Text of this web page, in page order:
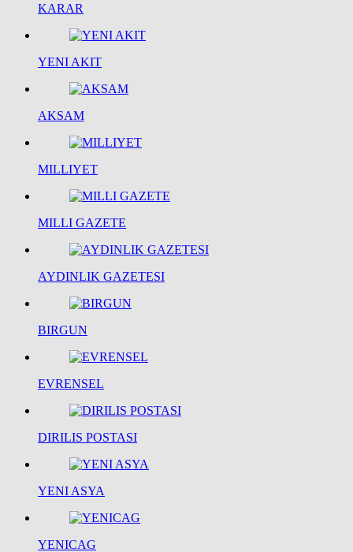
KARAR
YENI AKIT
AKSAM
MILLIYET
MILLI GAZETE
AYDINLIK GAZETESI
BIRGUN
EVRENSEL
DIRILIS POSTASI
YENI ASYA
YENICAG